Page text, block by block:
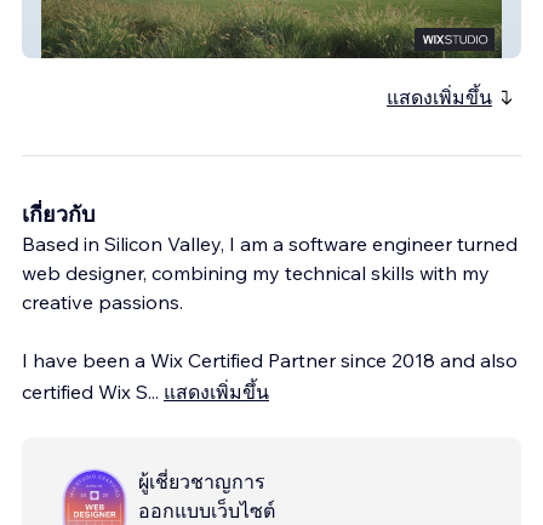
King Construction
แสดงเพิ่มขึ้น
เกี่ยวกับ
Based in Silicon Valley, I am a software engineer turned
web designer, combining my technical skills with my
creative passions.
I have been a Wix Certified Partner since 2018 and also
certified Wix S... แสดงเพิ่มขึ้น
ผู้เชี่ยวชาญการ
ออกแบบเว็บไซต์